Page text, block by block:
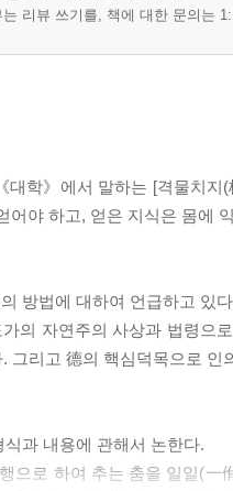
리뷰 쓰기를, 책에 대한 문의는
대학》에서 말하는 [격물치
어야 하고, 얻은 지식은 몸에
방법에 대하여 언급하고 있
의 자연주의 사상과 법령으
그리고 德의 핵심덕목으로 인
과 내용에 관해서 논한다.
으로 하여 추는 춤을 일일(